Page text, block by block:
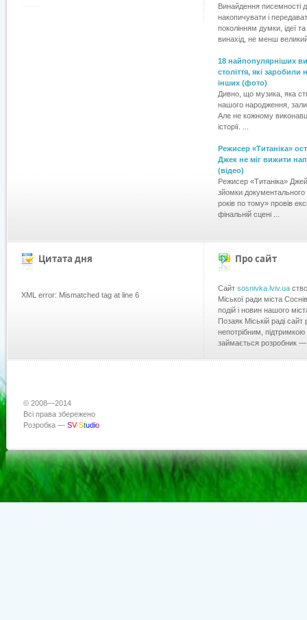
Винайдення писемності
накопичувати і
поколінням думки, ідеї
винахід, не менш
18 найпопулярніших
століття, які заробили
інших (фото)
Дивно, що музика, яка
нашого народження,
Але не кожному
історії. ...
Режисер «Титаніка»
Джек не міг вижити
(відео)
Режисер «Титаніка»
зйомки
років по тому» провів
фінальній сцені ...
Цитата дня
XML error: Mismatched tag at line 6
Про сайт
Сайтsosnivka.lviv.ua
Міської ради міста
подій і новин нашого
Позаяк Міській раді
непотрібним,
займається розробник
© 2008—2014
Всі права збережено
Розробка — SV-Studio